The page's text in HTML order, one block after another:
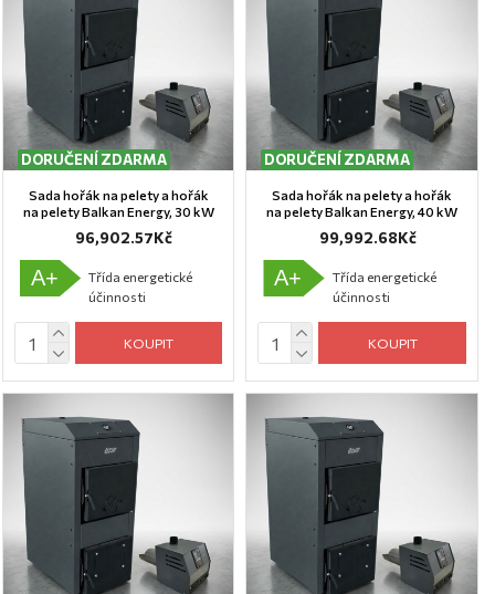
DORUČENÍ ZDARMA
Sada hořák na pelety a hořák
na pelety Balkan Energy, 30 kW
96,902.57Kč
A+
Třída energetické
účinnosti
KOUPIT
DORUČENÍ ZDARMA
Sada hořák na pelety a hořák
na pelety Balkan Energy, 40 kW
99,992.68Kč
A+
Třída energetické
účinnosti
KOUPIT